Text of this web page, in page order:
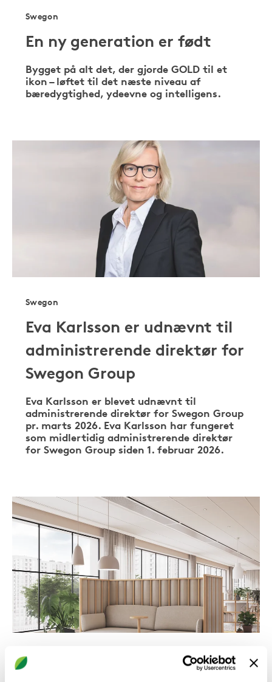
Swegon
En ny generation er født
Bygget på alt det, der gjorde GOLD til et
ikon – løftet til det næste niveau af
bæredygtighed, ydeevne og intelligens.
Swegon
Eva Karlsson er udnævnt til
administrerende direktør for
Swegon Group
Eva Karlsson er blevet udnævnt til
administrerende direktør for Swegon Group
pr. marts 2026. Eva Karlsson har fungeret
som midlertidig administrerende direktør
for Swegon Group siden 1. februar 2026.
Swegon